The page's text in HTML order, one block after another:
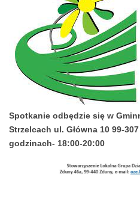
Spotkanie odbędzie się w
Strzelcach ul. Główna 10 99-
godzinach- 18:00-20:00